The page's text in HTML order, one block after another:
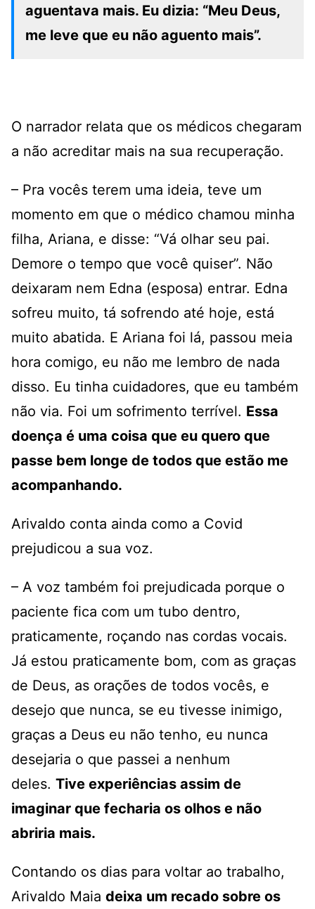
aguentava mais. Eu dizia: “Meu Deus,
me leve que eu não aguento mais”.
O narrador relata que os médicos chegaram
a não acreditar mais na sua recuperação.
– Pra vocês terem uma ideia, teve um
momento em que o médico chamou minha
filha, Ariana, e disse: “Vá olhar seu pai.
Demore o tempo que você quiser”. Não
deixaram nem Edna (esposa) entrar. Edna
sofreu muito, tá sofrendo até hoje, está
muito abatida. E Ariana foi lá, passou meia
hora comigo, eu não me lembro de nada
disso. Eu tinha cuidadores, que eu também
não via. Foi um sofrimento terrível. Essa
doença é uma coisa que eu quero que
passe bem longe de todos que estão me
acompanhando.
Arivaldo conta ainda como a Covid
prejudicou a sua voz.
– A voz também foi prejudicada porque o
paciente fica com um tubo dentro,
praticamente, roçando nas cordas vocais.
Já estou praticamente bom, com as graças
de Deus, as orações de todos vocês, e
desejo que nunca, se eu tivesse inimigo,
graças a Deus eu não tenho, eu nunca
desejaria o que passei a nenhum
deles. Tive experiências assim de
imaginar que fecharia os olhos e não
abriria mais.
Contando os dias para voltar ao trabalho,
Arivaldo Maia deixa um recado sobre os